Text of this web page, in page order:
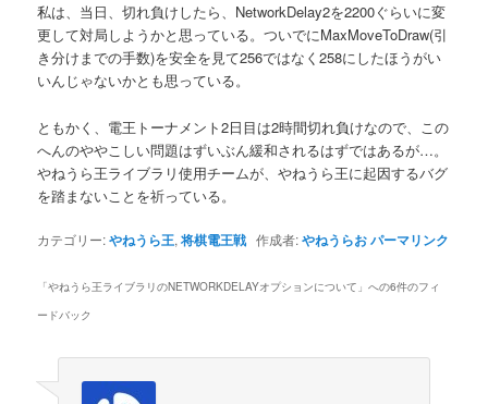
私は、当日、切れ負けしたら、NetworkDelay2を2200ぐらいに変
更して対局しようかと思っている。ついでにMaxMoveToDraw(引
き分けまでの手数)を安全を見て256ではなく258にしたほうがい
いんじゃないかとも思っている。
ともかく、電王トーナメント2日目は2時間切れ負けなので、この
へんのややこしい問題はずいぶん緩和されるはずではあるが…。
やねうら王ライブラリ使用チームが、やねうら王に起因するバグ
を踏まないことを祈っている。
カテゴリー:やねうら王,将棋電王戦 作成者:やねうらおパーマリンク
「やねうら王ライブラリのNETWORKDELAYオプションについて 」への6件のフィ
ードバック